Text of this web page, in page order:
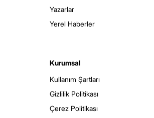
Yazarlar
Yerel Haberler
Kurumsal
Kullanım Şartları
Gizlilik Politikası
Çerez Politikası